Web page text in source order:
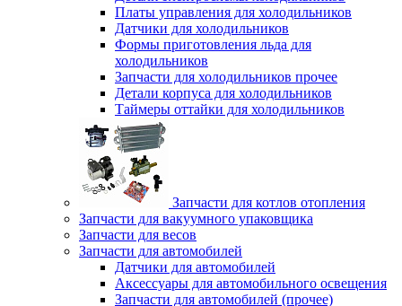
Платы управления для холодильников
Датчики для холодильников
Формы приготовления льда для
холодильников
Запчасти для холодильников прочее
Детали корпуса для холодильников
Таймеры оттайки для холодильников
Запчасти для котлов отопления
Запчасти для вакуумного упаковщика
Запчасти для весов
Запчасти для автомобилей
Датчики для автомобилей
Аксессуары для автомобильного освещения
Запчасти для автомобилей (прочее)